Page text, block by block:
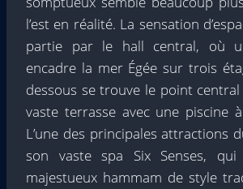
l’est en réalité. La sensation
partie par le hall central, où
encadre la mer Égée sur trois
dessous se trouve le point central
vaste terrasse avec une piscine
L’une des principales attractions
son vaste spa Six Senses,
majestueux hammam de style